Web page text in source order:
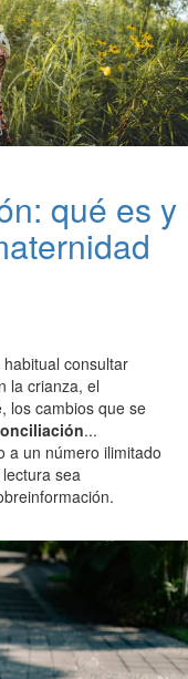
qué es y
consultar
la crianza, el
los cambios que se
...
a un número ilimitado
sea